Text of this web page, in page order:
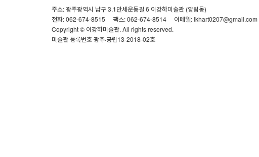
주소: 광주광역시 남구 3.1만세운동길 6 이강하미술관 (양림동)
전화: 062-674-8515
팩스: 062-674-8514
이메일: lkhart0207@gmail.com
Copyright © 이강하미술관. All rights reserved.
미술관 등록번호 광주·공립13-2018-02호